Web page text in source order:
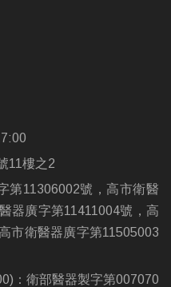
11樓之2
第11306002號，高市衛醫
器廣字第11411004號，高
市衛醫器廣字第11505003
：衛部醫器製字第007070